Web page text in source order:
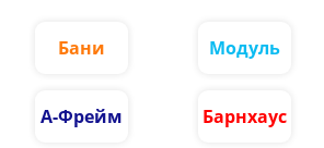
Бани Модуль
А-Фрейм Барнхаус